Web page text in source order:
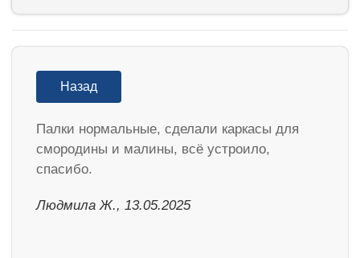
Назад
Палки нормальные, сделали каркасы для
смородины и малины, всё устроило,
спасибо.
Людмила Ж., 13.05.2025